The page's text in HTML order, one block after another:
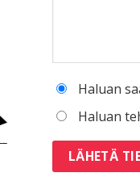
Haluan
Haluan